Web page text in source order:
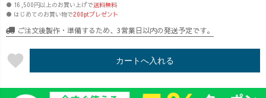
● 16,500円以上のお買い上げで送料無料
● はじめてのお買い物で200ptプレゼント
ご注文後製作・準備するため、3営業日以内の発送予定です。
favorite カートへ入れる